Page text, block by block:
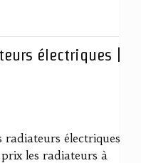
électriques |
radiateurs électriques
les radiateurs à